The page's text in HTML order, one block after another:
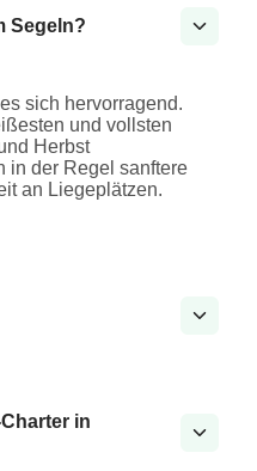
Segeln?
sich hervorragend.
und vollsten
Herbst
in der Regel sanftere
an Liegeplätzen.
in